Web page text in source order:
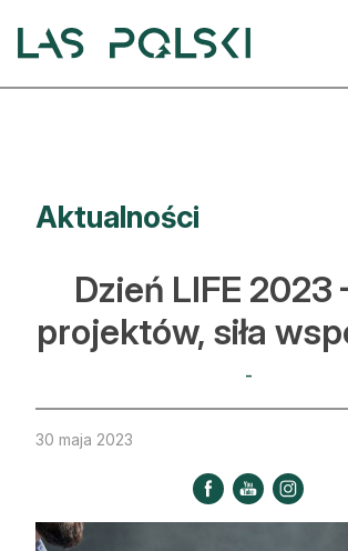
Artykuły
Hodowla lasu
Ochrona lasu
Nowe technologie
Kultura i historia
Strefa eksperta
Aktualności
Dzień LIFE 2023
projektów, siła
-
30 maja 2023